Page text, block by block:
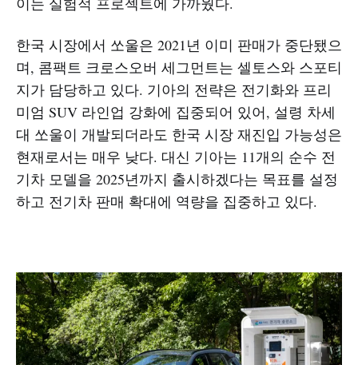
한국 시장에서 쏘울은 2021년 이미 판매가 중단됐으
며, 콤팩트 크로스오버 세그먼트는 셀토스와 스포티
지가 담당하고 있다. 기아의 전략은 전기화와 프리
미엄 SUV 라인업 강화에 집중되어 있어, 설령 차세
대 쏘울이 개발되더라도 한국 시장 재진입 가능성은
현재로서는 매우 낮다. 대신 기아는 11개의 순수 전
기차 모델을 2025년까지 출시하겠다는 목표를 설정
하고 전기차 판매 확대에 역량을 집중하고 있다.